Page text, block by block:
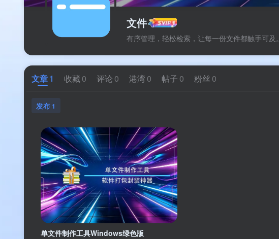
文件
有序管理，轻松检索，让每一份文件都触手可及。
文章1 收藏 0 评论 0 港湾0 帖子 0 粉丝 0
发布 1
单文件制作工具Windows绿色版